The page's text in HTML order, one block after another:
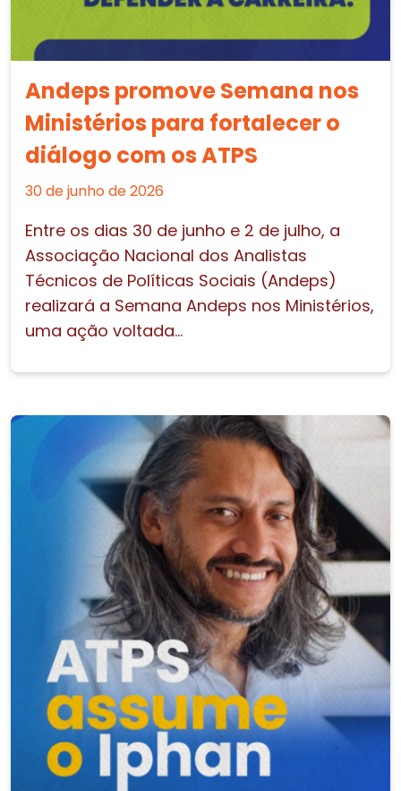
Andeps promove Semana nos
Ministérios para fortalecer o
diálogo com os ATPS
30 de junho de 2026
Entre os dias 30 de junho e 2 de julho, a
Associação Nacional dos Analistas
Técnicos de Políticas Sociais (Andeps)
realizará a Semana Andeps nos Ministérios,
uma ação voltada...